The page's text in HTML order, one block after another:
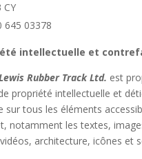
CY
645 03378
intellectuelle et
Rubber Track Ltd. est
propriété intellectuelle et
sur tous les éléments
notamment les textes,
architecture, icônes et